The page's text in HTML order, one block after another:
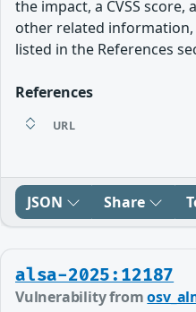
the impact, a CVSS
other related information,
listed in the References
References
URL
JSON Share
alsa-2025:12187
Vulnerability from